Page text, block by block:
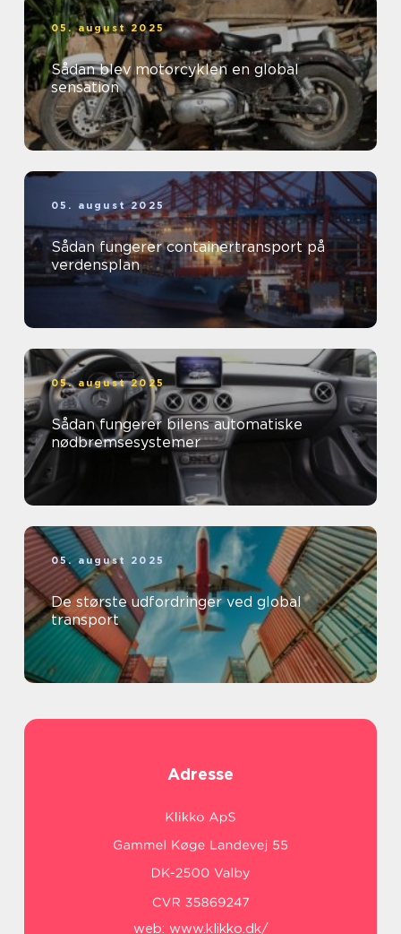
05. august 2025
Sådan blev motorcyklen en global
sensation
05. august 2025
Sådan fungerer containertransport på
verdensplan
05. august 2025
Sådan fungerer bilens automatiske
nødbremsesystemer
05. august 2025
De største udfordringer ved global
transport
Adresse
web: www.klikko.dk/